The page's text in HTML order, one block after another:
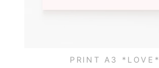
PRINT A3 *LOVE*